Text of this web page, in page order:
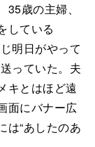
歳の主婦、
している
明日がやって
っていた。夫
キとはほど遠
面にバナー広
は“あしたのあ